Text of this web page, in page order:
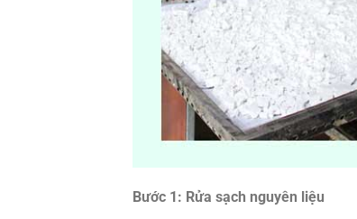
Bước 1: Rửa sạch nguyên liệu